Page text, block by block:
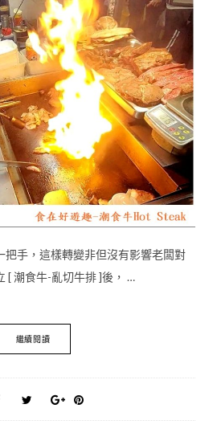
把手，這樣轉變非但沒有影響老闆對
[ 潮食牛-亂切牛排 ]後， …
繼續閱讀